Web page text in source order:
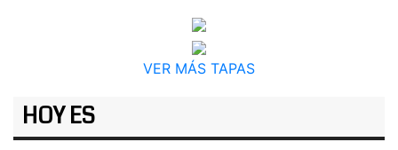
VER MÁS TAPAS
HOY ES